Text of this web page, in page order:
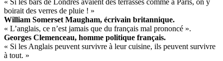
boirait des verres de pluie ! »
William Somerset Maugham, écrivain britannique.
« L’anglais, ce n’est jamais que du français mal prononcé ».
Georges Clemenceau, homme politique français.
« Si les Anglais peuvent survivre à leur cuisine, ils peuvent survivre
à tout. »